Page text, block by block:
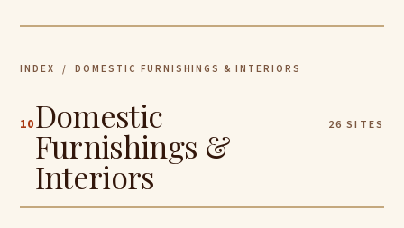
INDEX / DOMESTIC FURNISHINGS & INTERIORS
10Domestic
Furnishings &
Interiors
26 SITES